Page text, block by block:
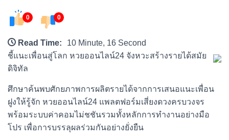
0 0
Read Time:
10 Minute, 16 Second
ชี้แนะเพื่อนสู่โลก หวยออนไลน์24 จังหวะสร้างรายได้สมัย
ดิจิทัล
ศึกษาค้นพบศักยภาพการผลิตรายได้จากการเสนอแนะเพื่อน
ฝูงให้รู้จัก หวยออนไลน์24 แพลตฟอร์มเสี่ยงดวงครบวงจร
พร้อมระบบค่าคอมไม่ชชันรวมทั้งหลักการทำงานอย่างมือ
โปร เพื่อการบรรลุผลร่วมกันอย่างยั่งยืน